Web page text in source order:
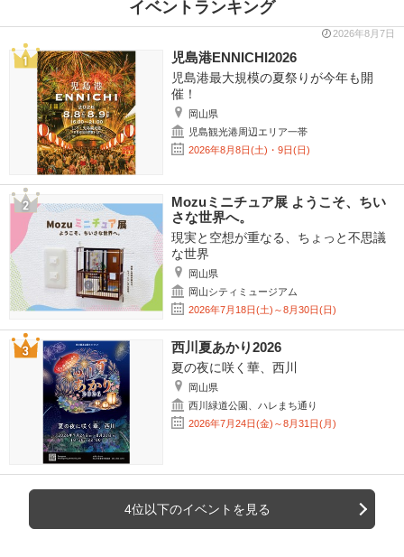
イベントランキング
2026年8月7日
児島港ENNICHI2026
児島港最大規模の夏祭りが今年も開
催！
岡山県
児島観光港周辺エリア一帯
2026年8月8日(土)・9日(日)
Mozuミニチュア展 ようこそ、ちい
さな世界へ。
現実と空想が重なる、ちょっと不思議
な世界
岡山県
岡山シティミュージアム
2026年7月18日(土)～8月30日(日)
西川夏あかり2026
夏の夜に咲く華、西川
岡山県
西川緑道公園、ハレまち通り
2026年7月24日(金)～8月31日(月)
4位以下のイベントを見る